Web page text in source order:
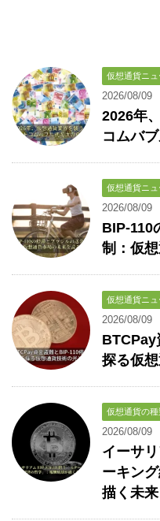
仮想通貨ニュ
2026/08/09
2026年
コムバ
仮想通貨ニュ
2026/08/09
BIP-110
制：仮
仮想通貨ニュ
2026/08/09
BTCPay
探る仮
仮想通貨の種
2026/08/09
イーサ
ーキン
描く未来